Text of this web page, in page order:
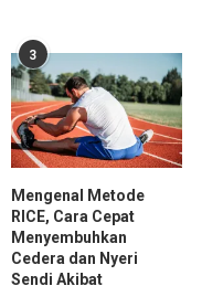
3
Mengenal Metode
RICE, Cara Cepat
Menyembuhkan
Cedera dan Nyeri
Sendi Akibat